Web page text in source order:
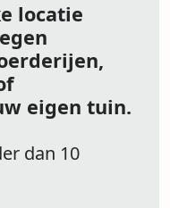
locatie
eigen tuin.
dan 10